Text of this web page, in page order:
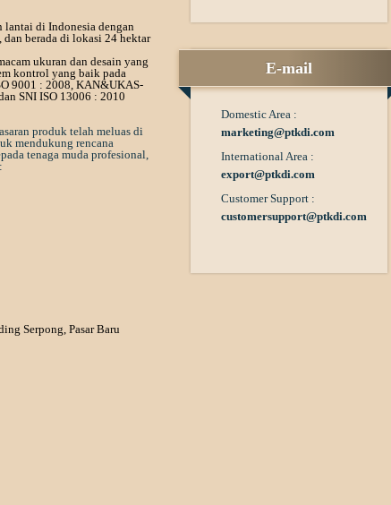
lantai di Indonesia dengan
berada di lokasi 24 hektar
ukuran dan desain yang
kontrol yang baik pada
9001 : 2008, KAN&UKAS-
SNI ISO 13006 : 2010
produk telah meluas di
mendukung rencana
tenaga muda profesional,
:
Serpong, Pasar Baru
E-mail
Domestic Area :
marketing@ptkdi.com
International Area :
export@ptkdi.com
Customer Support :
customersupport@ptkdi.com